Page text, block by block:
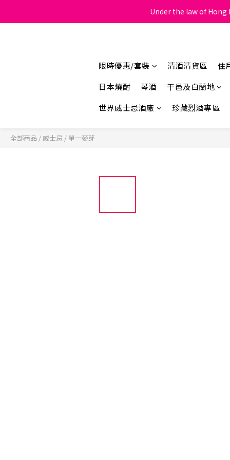
Under the law of
限時優惠/套裝 清酒清貨區
住
日本燒酎
琴酒
干邑及白蘭地
世界威士忌酒廠
珍藏烈酒專區
全部商品 / 威士忌 / 單一麥芽